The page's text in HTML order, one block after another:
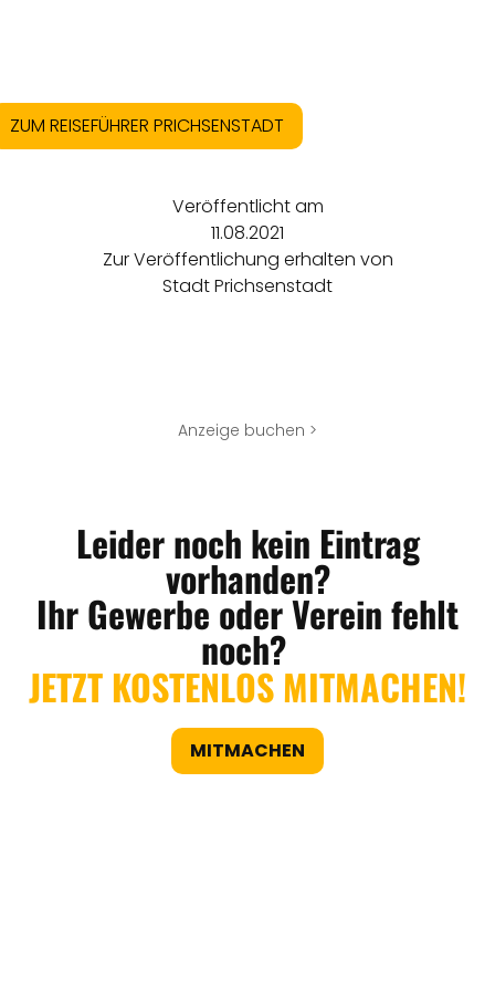
ZUM REISEFÜHRER PRICHSENSTADT
Veröffentlicht am
11.08.2021
Zur Veröffentlichung erhalten von
Stadt Prichsenstadt
Anzeige buchen >
Leider noch kein Eintrag
vorhanden?
Ihr Gewerbe oder Verein fehlt
noch?
JETZT KOSTENLOS MITMACHEN!
MITMACHEN